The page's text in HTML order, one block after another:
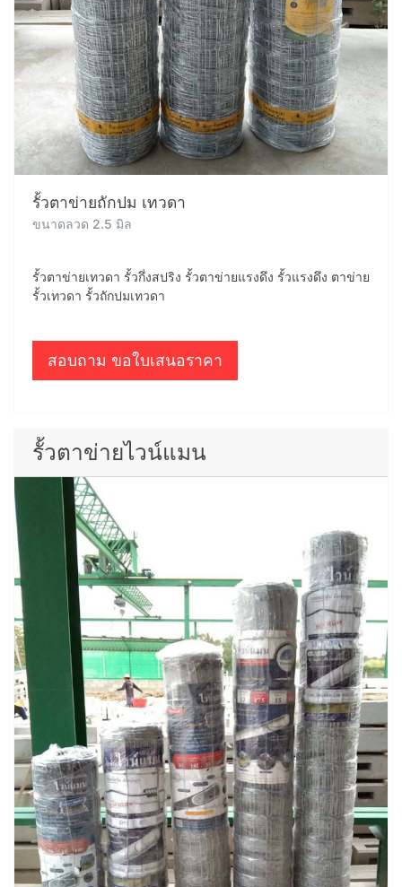
รั้วตาข่ายถักปม เทวดา
ขนาดลวด 2.5 มิล
รั้วตาข่ายเทวดา รั้วกึ่งสปริง รั้วตาข่ายแรงดึง รั้วแรงดึง ตาข่าย
รั้วเทวดา รั้วถักปมเทวดา
สอบถาม ขอใบเสนอราคา
รั้วตาข่ายไวน์แมน